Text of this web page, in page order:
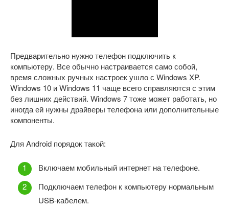
Предварительно нужно телефон подключить к
компьютеру. Все обычно настраивается само собой,
время сложных ручных настроек ушло с Windows XP.
Windows 10 и Windows 11 чаще всего справляются с этим
без лишних действий. Windows 7 тоже может работать, но
иногда ей нужны драйверы телефона или дополнительные
компоненты.
Для Android порядок такой:
Включаем мобильный интернет на телефоне.
Подключаем телефон к компьютеру нормальным
USB-кабелем.